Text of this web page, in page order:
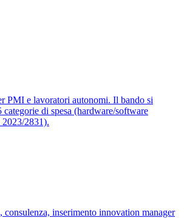
PMI e lavoratori autonomi. Il bando si
di spesa (hardware/software
2831).
inserimento innovation manager